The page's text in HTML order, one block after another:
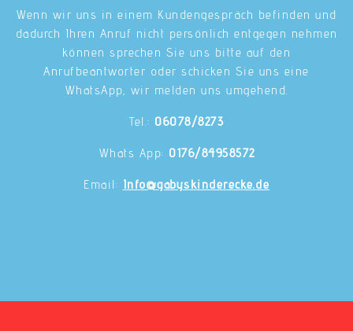
Wenn wir uns in einem Kundengespräch befinden und
dadurch Ihren Anruf nicht persönlich entgegen nehmen
können sprechen Sie uns bitte auf den
Anrufbeantworter oder schicken Sie uns eine
WhatsApp, wir melden uns umgehend.
Tel.: 06078/8273
Whats App: 0176/84958572
Email: Info@gabyskinderecke.de